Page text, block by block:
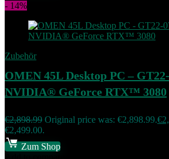
- 14%
Zubehör
OMEN 45L Desktop PC –
NVIDIA® GeForce RTX™ 3080
€2,898.99 Original price was: €2,898.99.€
€2,499.00.
Zum Shop